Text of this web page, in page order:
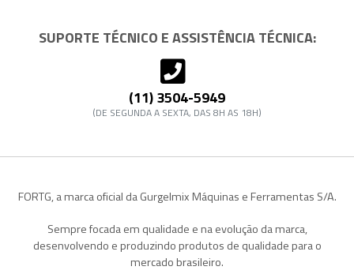
SUPORTE TÉCNICO E ASSISTÊNCIA TÉCNICA:
(11) 3504-5949
(DE SEGUNDA A SEXTA, DAS 8H AS 18H)
FORTG, a marca oficial da Gurgelmix Máquinas e Ferramentas S/A.
Sempre focada em qualidade e na evolução da marca,
desenvolvendo e produzindo produtos de qualidade para o
mercado brasileiro.